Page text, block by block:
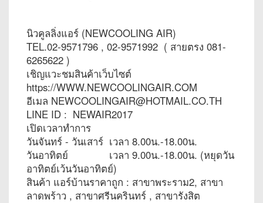
นิวคูลลิ่งแอร์ (NEWCOOLING AIR)
TEL.02-9571796 , 02-9571992 ( สายตรง 081-
6265622 )
เชิญแวะชมสินค้าเว็บไซต์
https://WWW.NEWCOOLINGAIR.COM
อีเมล NEWCOOLINGAIR@HOTMAIL.CO.TH
LINE ID : NEWAIR2017
เปิดเวลาทำการ
วันจันทร์ - วันเสาร์ เวลา 8.00น.-18.00น.
วันอาทิตย์ เวลา 9.00น.-18.00น. (หยุดวัน
อาทิตย์เว้นวันอาทิตย์)
สินค้า แอร์บ้านราคาถูก : สาขาพระราม2, สาขา
ลาดพร้าว , สาขาศรีนครินทร์ , สาขารังสิต